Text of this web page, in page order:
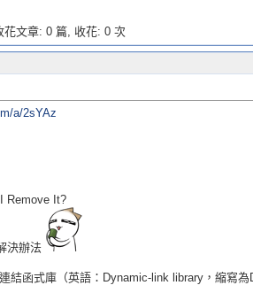
花文章: 0 篇, 收花: 0 次
a/2sYAz
Remove It?
決辦法
結函式庫（英語：Dynamic-link library，縮寫為